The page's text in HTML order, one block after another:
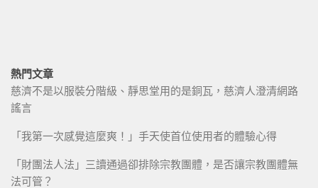
熱門文章
慈濟不是以服裝分階級、靜思堂用的是銅瓦，慈濟人澄清網路
謠言
「我第一次感覺這麼爽！」手天使首位使用者的體驗心得
「財團法人法」三讀通過卻排除宗教團體，是否讓宗教團體無
法可管？